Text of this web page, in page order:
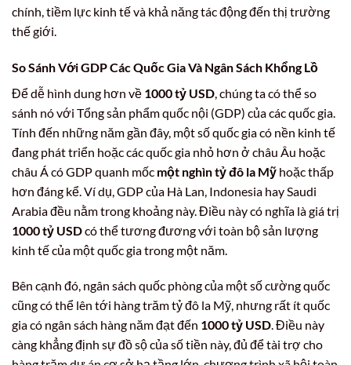
chính, tiềm lực kinh tế và khả năng tác động đến thị trường
thế giới.
So Sánh Với GDP Các Quốc Gia Và Ngân Sách Khổng Lồ
Để dễ hình dung hơn về 1000 tỷ USD , chúng ta có thể so
sánh nó với Tổng sản phẩm quốc nội (GDP) của các quốc gia.
Tính đến những năm gần đây, một số quốc gia có nền kinh tế
đang phát triển hoặc các quốc gia nhỏ hơn ở châu Âu hoặc
châu Á có GDP quanh mốc một nghìn tỷ đô la Mỹ hoặc thấp
hơn đáng kể. Ví dụ, GDP của Hà Lan, Indonesia hay Saudi
Arabia đều nằm trong khoảng này. Điều này có nghĩa là giá trị
1000 tỷ USDcó thể tương đương với toàn bộ sản lượng
kinh tế của một quốc gia trong một năm.
Bên cạnh đó, ngân sách quốc phòng của một số cường quốc
cũng có thể lên tới hàng trăm tỷ đô la Mỹ, nhưng rất ít quốc
gia có ngân sách hàng năm đạt đến 1000 tỷ USD. Điều này
càng khẳng định sự đồ sộ của số tiền này, đủ để tài trợ cho